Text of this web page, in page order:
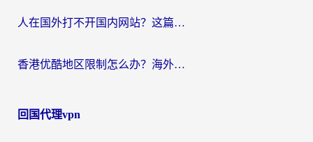
人在国外打不开国内网站？这篇攻略帮你无缝解锁国内资源（附交管12123使用技巧）
香港优酷地区限制怎么办？海外党亲测有效的追剧解决方案
回国代理vpn